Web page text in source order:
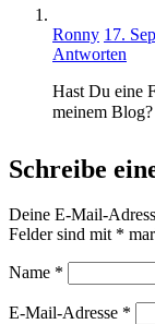
Ronny 17.
Antworten
Hast Du eine
meinem
Schreibe
Deine E-Mail-
Felder sind mit *
Name *
E-Mail-Adresse *